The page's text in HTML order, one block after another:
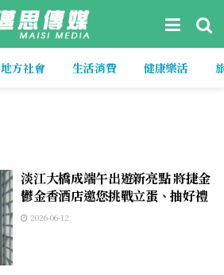
地方社會 生活消費 健康樂活
淡江大橋成端午出遊新亮點 將捷金
鬱金香酒店邀您挑戰立蛋、抽好禮
2026-06-12